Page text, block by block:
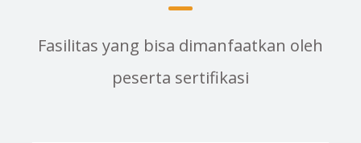
Fasilitas yang bisa dimanfaatkan oleh
peserta sertifikasi